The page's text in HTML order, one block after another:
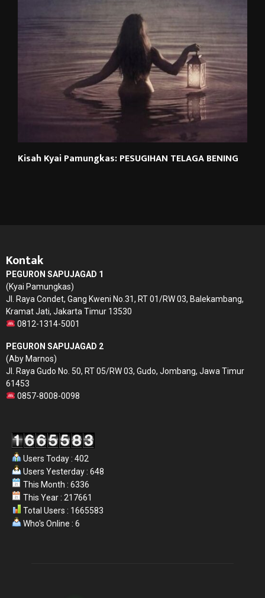
Kisah Kyai Pamungkas: PESUGIHAN TELAGA BENING
Kontak
PEGURON SAPUJAGAD 1
(Kyai Pamungkas)
Jl. Raya Condet, Gang Kweni No.31, RT 01/RW 03, Balekambang,
Kramat Jati, Jakarta Timur 13530
0812-1314-5001
PEGURON SAPUJAGAD 2
(Aby Marnos)
Jl. Raya Gudo No. 50, RT 05/RW 03, Gudo, Jombang, Jawa Timur
61453
0857-8008-0098
Users Today : 402
Users Yesterday : 648
This Month : 6336
This Year : 217661
Total Users : 1665583
Who's Online : 6